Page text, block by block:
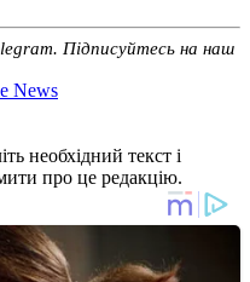
Підписуйтесь на наш
News
необхідний текст і
про це редакцію.